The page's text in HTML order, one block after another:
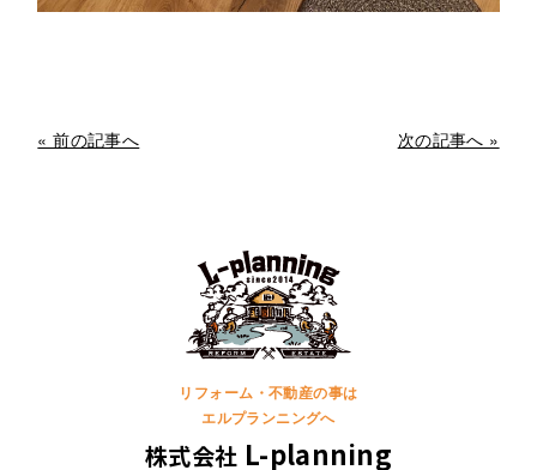
« 前の記事へ 次の記事へ »
リフォーム・不動産の事は
エルプランニングへ
株式会社 L-planning